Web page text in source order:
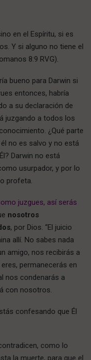
en el Espíritu, si es
Y si alguno no tiene el
8:9 RVG).
bueno para Darwin si
entonces, habría
a su declaración de
juzgando a todos los
¿Qué parte
no es salvo y no está
Darwin no está
usurpador, y por lo
profeta.
juzgues, así serás
nosotros
, por Dios. “El juicio
allí. No sabes nada
amigo, nos recibirás a
permanecerás en
nos condenarás a
con nosotros.
confesando que Él
como lo
la muerte, para que el